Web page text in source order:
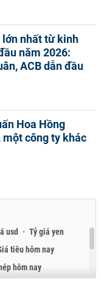
lớn nhất từ kinh
năm 2026:
ACB dẫn đầu
Hoa Hồng
một công ty khác
usd
Tỷ giá yen
tiêu hôm nay
hôm nay